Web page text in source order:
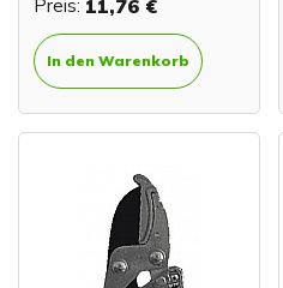
Preis: 11,76 €
In den Warenkorb